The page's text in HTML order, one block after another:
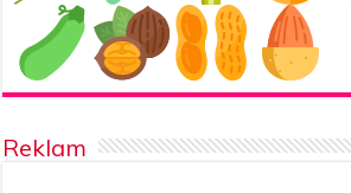
Reklam